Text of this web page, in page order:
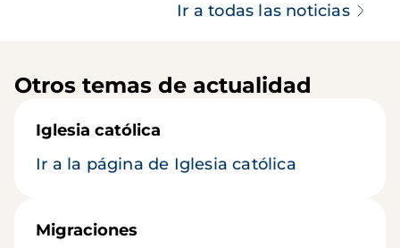
Ir a todas las noticias
Otros temas de actualidad
Iglesia católica
Ir a la página de Iglesia católica
Migraciones